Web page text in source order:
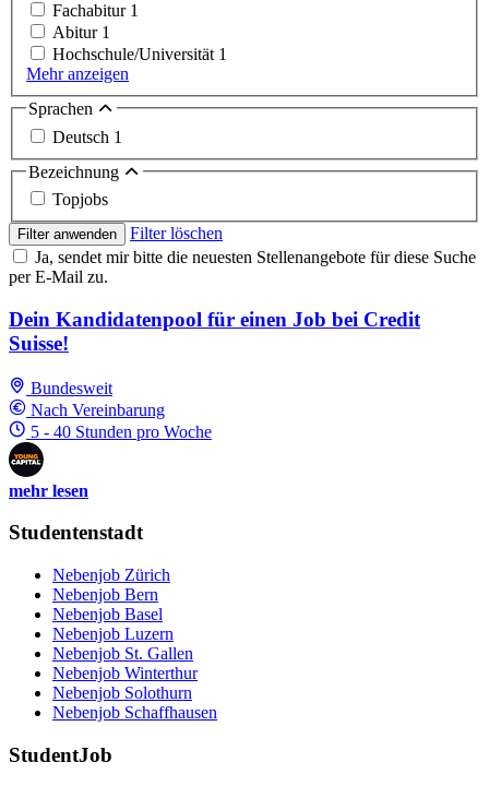
Fachabitur 1
Abitur 1
Hochschule/Universität 1
Mehr anzeigen
Sprachen
Deutsch 1
Bezeichnung
Topjobs
Filter anwenden
Filter löschen
Ja, sendet mir bitte die neuesten Stellenangebote für diese Suche
per E-Mail zu.
Dein Kandidatenpool für einen Job bei Credit
Suisse!
Bundesweit
Nach Vereinbarung
5 - 40 Stunden pro Woche
mehr lesen
Studentenstadt
Nebenjob Zürich
Nebenjob Bern
Nebenjob Basel
Nebenjob Luzern
Nebenjob St. Gallen
Nebenjob Winterthur
Nebenjob Solothurn
Nebenjob Schaffhausen
StudentJob